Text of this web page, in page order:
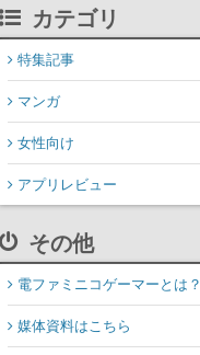
カテゴリ
特集記事
マンガ
女性向け
アプリレビュー
その他
電ファミニコゲーマーとは？
媒体資料はこちら